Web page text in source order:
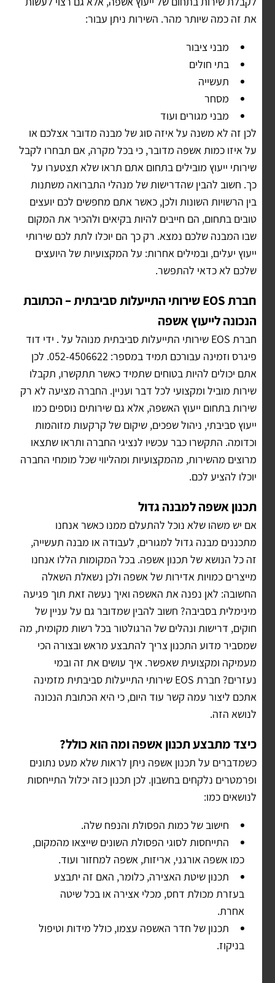
את זה כמה שיותר מהר. השירות ניתן עבור:
מבני ציבור
בתי חולים
תעשייה
מסחר
מבני מגורים ועוד
לכן זה לא משנה על איזה סוג של מבנה מדובר אצלכם או
על איזו כמות אשפה מדובר, כי בכל מקרה, אם תבחרו לקבל
שירותי ייעוץ מובילים בתחום אתם תראו שלא תצטערו על
כך. חשוב להבין שהדרישות של מנהלי התברואה משתנות
בין הרשויות השונות ולכן, כאשר אתם מחפשים לכם יועצים
טובים בתחום, הם חייבים להיות בקיאים ולהכיר את המקום
שבו המבנה שלכם נמצא. רק כך הם יוכלו לתת לכם שירותי
ייעוץ יעלים, ובמילים אחרות: על המקצועיות של היועצים
שלכם לא כדאי להתפשר.
חברת EOS שירותי התייעלות סביבתית – הכתובת
הנכונה לייעוץ אשפה
חברת EOS שירותי התייעלות סביבתית מנוהל על . ידי דוד
פיגרס וזמינה עבורכם תמיד במספר: 052-4506622. לכן
אתם יכולים להיות בטוחים שתמיד כאשר תתקשרו, תקבלו
שירות מוביל ומקצועי לכל דבר ועניין. החברה מציעה לא רק
שירות בתחום ייעוץ האשפה, אלא גם שירותים נוספים כמו
ייעוץ סביבתי, ניהול שפכים, שיקום של קרקעות מזוהמות
וכדומה. התקשרו כבר עכשיו לנציגי החברה ותראו שתצאו
מרוצים מהשירות, מהמקצועיות ומהליווי שכל מומחי החברה
יוכלו להציע לכם.
תכנון אשפה למבנה גדול
אם יש משהו שלא נוכל להתעלם ממנו כאשר אנחנו
מתכננים מבנה גדול למגורים, לעבודה או מבנה תעשייה,
זה כל הנושא של תכנון אשפה. בכל המקומות הללו אנחנו
מייצרים כמויות אדירות של אשפה ולכן נשאלת השאלה
החשובה: לאן נפנה את האשפה ואיך נעשה זאת תוך פגיעה
מינימלית בסביבה? חשוב להבין שמדובר גם על עניין של
חוקים, דרישות ונהלים של הרגולטור בכל רשות מקומית, מה
שמסביר מדוע התכנון צריך להתבצע מראש ובצורה הכי
מעמיקה ומקצועית שאפשר. איך עושים את זה ובמי
נעזרים? חברת EOS שירותי התייעלות סביבתית מזמינה
אתכם ליצור עמה קשר עוד היום, כי היא הכתובת הנכונה
לנושא הזה.
כיצד מתבצע תכנון אשפה ומה הוא כולל?
כשמדברים על תכנון אשפה ניתן לראות שלא מעט נתונים
ופרמטרים נלקחים בחשבון. לכן תכנון כזה יכלול התייחסות
לנושאים כמו:
חישוב של כמות הפסולת והנפח שלה.
התייחסות לסוגי הפסולת השונים שייצאו מהמקום,
כמו אשפה אורגני, אריזות, אשפה למחזור ועוד.
תכנון שיטת האצירה, כלומר, האם זה יתבצע
בעזרת מכולת דחס, מכלי אצירה או בכל שיטה
אחרת.
תכנון של חדר האשפה עצמו, כולל מידות וטיפול
בניקוז.